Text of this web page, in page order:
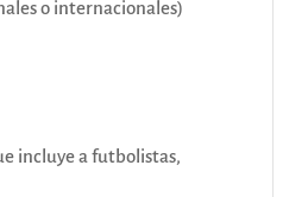
o internacionales)
incluye a futbolistas,